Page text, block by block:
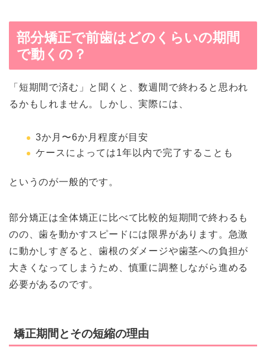
部分矯正で前歯はどのくらいの期間
で動くの？
「短期間で済む」と聞くと、数週間で終わると思われ
るかもしれません。しかし、実際には、
3か月〜6か月程度が目安
ケースによっては1年以内で完了することも
というのが一般的です。
部分矯正は全体矯正に比べて比較的短期間で終わるも
のの、歯を動かすスピードには限界があります。急激
に動かしすぎると、歯根のダメージや歯茎への負担が
大きくなってしまうため、慎重に調整しながら進める
必要があるのです。
矯正期間とその短縮の理由